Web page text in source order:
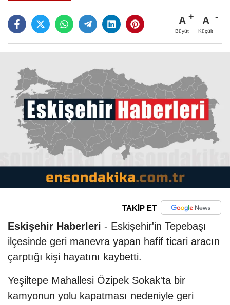
A
Büyüt
A
Küçült
TAKİP ET
Eskişehir Haberleri - Eskişehir'in Tepebaşı
ilçesinde geri manevra yapan hafif ticari aracın
çarptığı kişi hayatını kaybetti.
Yeşiltepe Mahallesi Özipek Sokak'ta bir
kamyonun yolu kapatması nedeniyle geri